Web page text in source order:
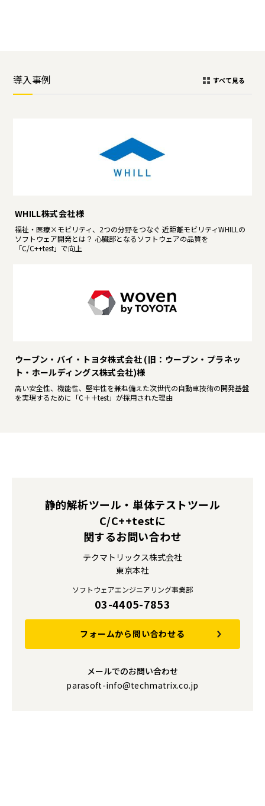
導入事例
WHILL株式会社様
福祉・医療×モビリティ、2つの分野をつなぐ 近距離モビリティWHILLの
ソフトウェア開発とは？ 心臓部となるソフトウェアの品質を
「C/C++test」で向上
ウーブン・バイ・トヨタ株式会社 (旧：ウーブン・プラネッ
ト・ホールディングス株式会社)様
高い安全性、機能性、堅牢性を兼ね備えた次世代の自動車技術の開発基盤
を実現するために「C＋＋test」が採用された理由
すべて見る
静的解析ツール・単体テストツール
C/C++testに
関するお問い合わせ
テクマトリックス株式会社
東京本社
ソフトウェアエンジニアリング事業部
03-4405-7853
フォームから問い合わせる
メールでのお問い合わせ
parasoft-info@techmatrix.co.jp